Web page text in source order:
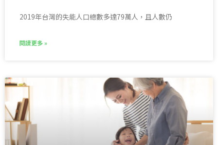
2019年台灣的失能人口總數多達79萬人，且人數仍
閱讀更多 »